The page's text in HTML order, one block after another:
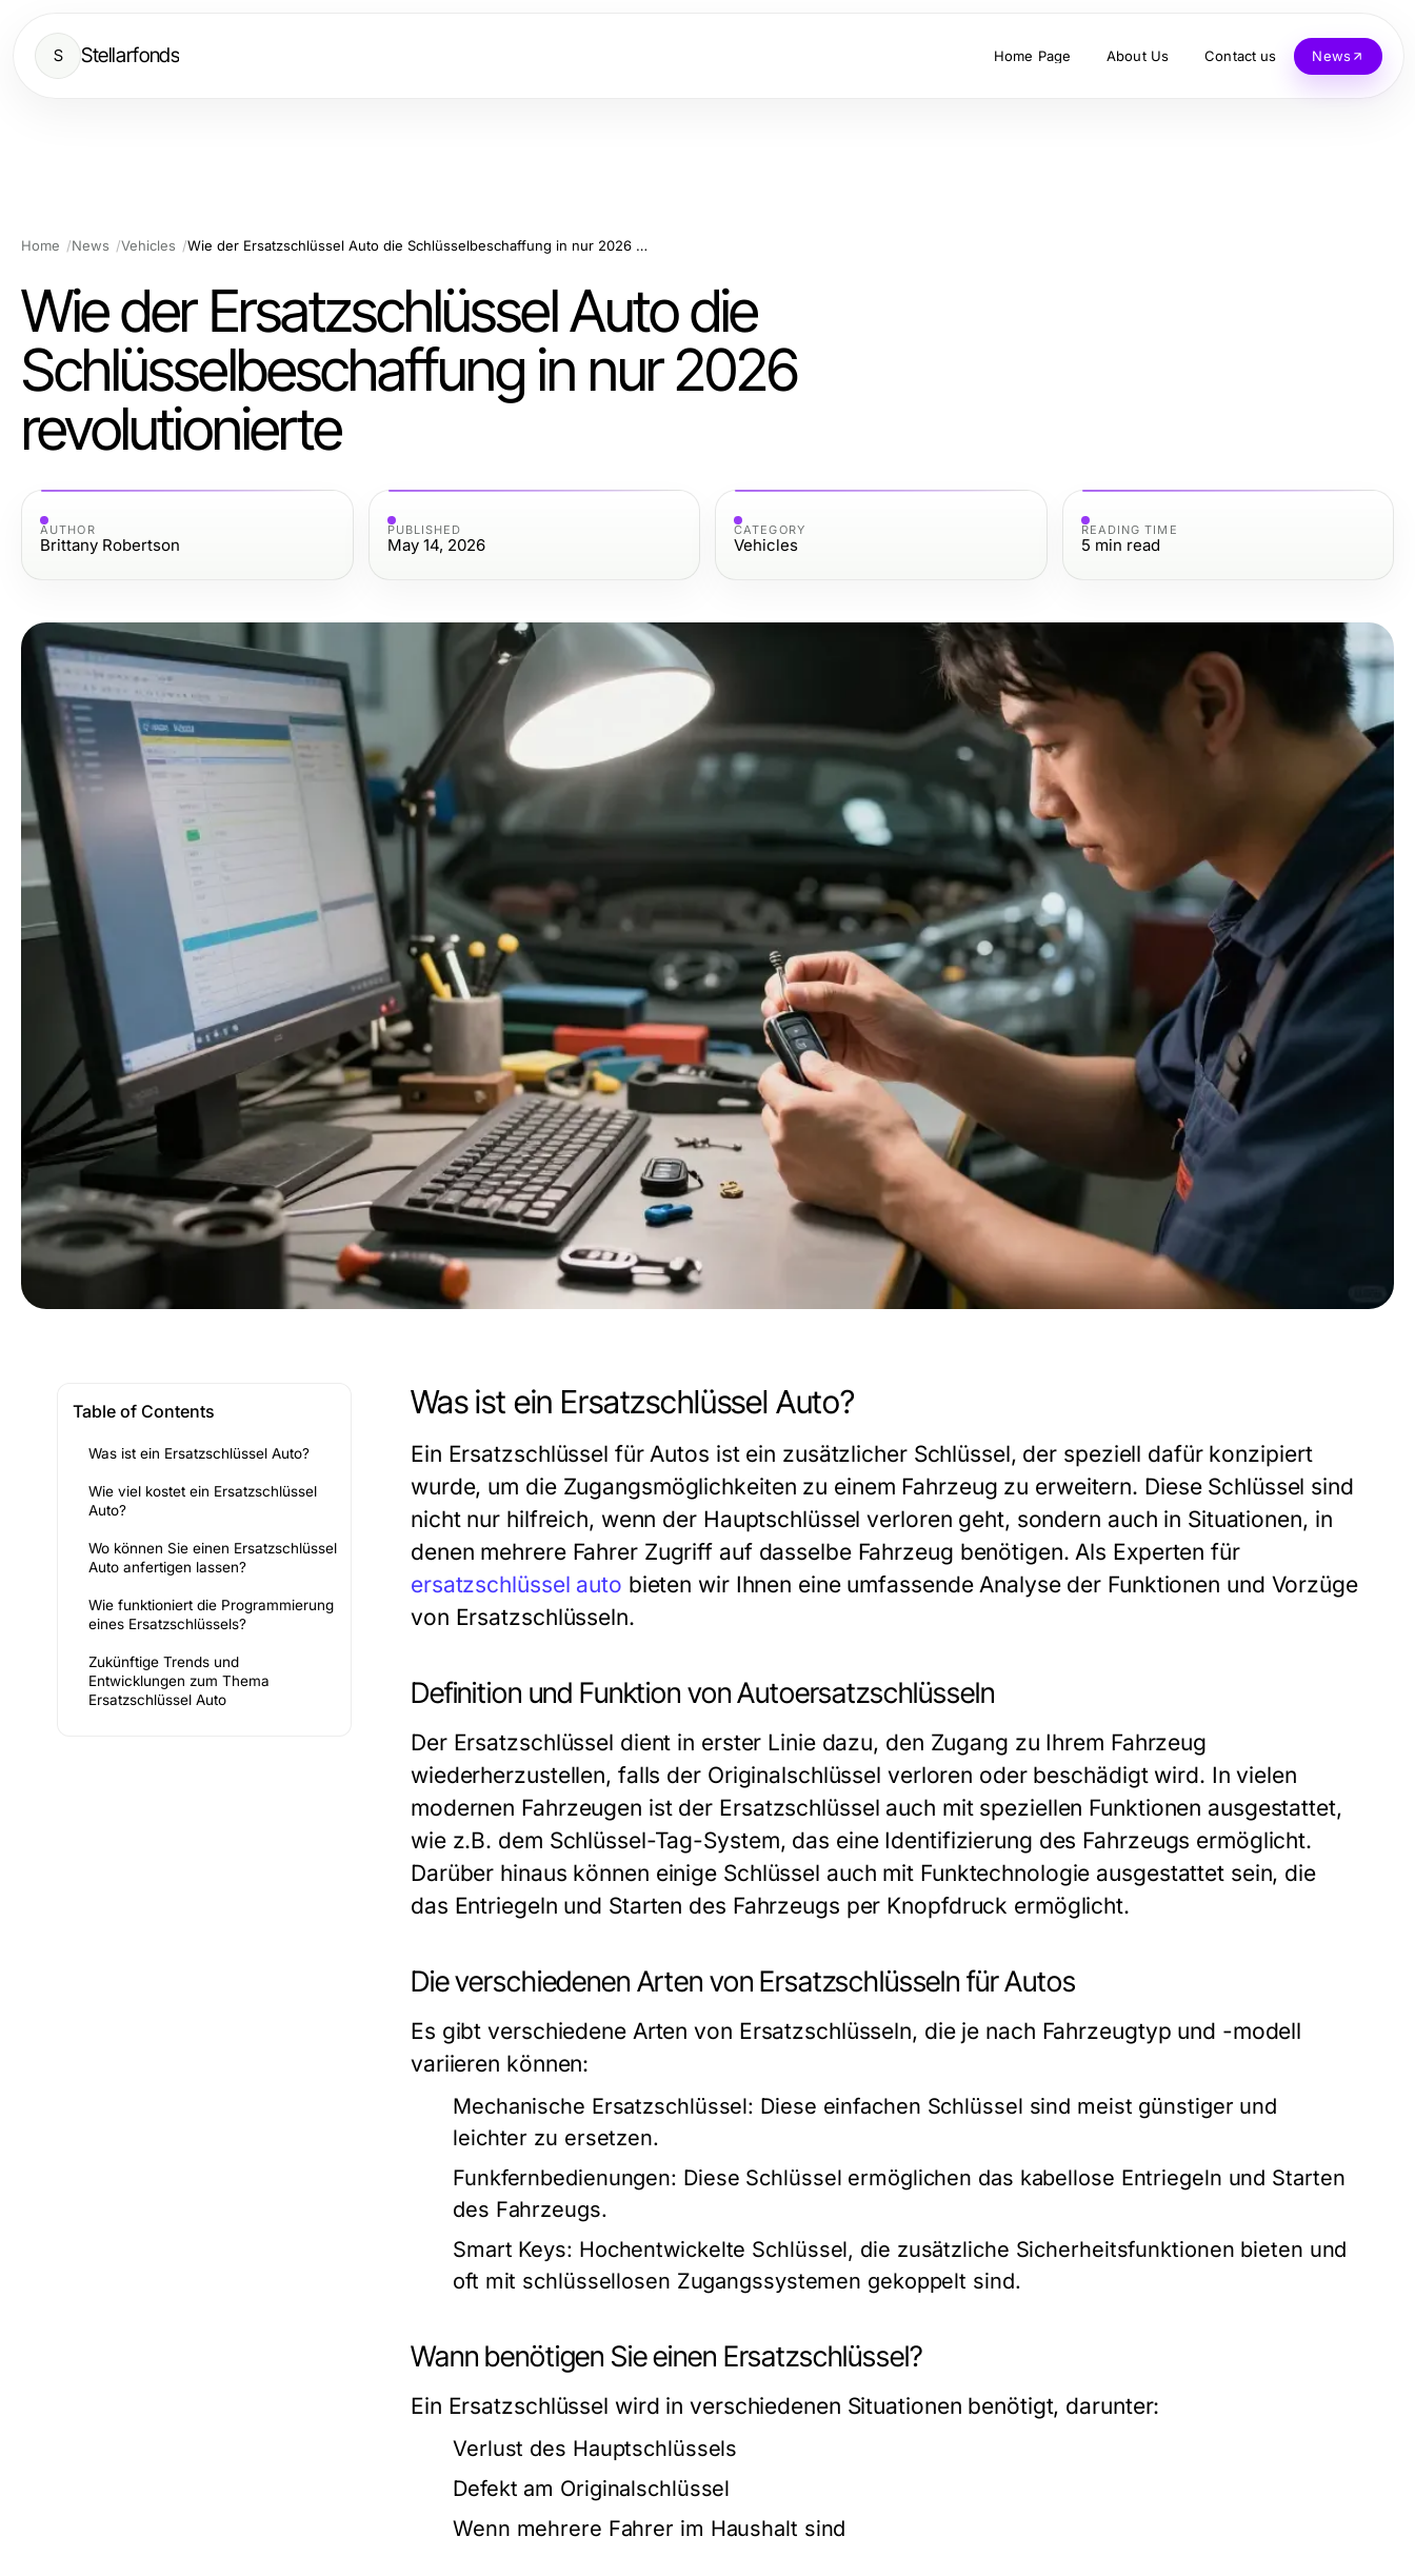
S Stellarfonds Home Page About Us Contact us News
Home News Vehicles Wie der Ersatzschlüssel Auto die Schlüsselbeschaffung in nur 2026 revolutionierte
Wie der Ersatzschlüssel Auto die
Schlüsselbeschaffung in nur 2026
revolutionierte
AUTHOR
Brittany Robertson
PUBLISHED
May 14, 2026
CATEGORY
Vehicles
READING TIME
5 min read
Table of Contents
Was ist ein Ersatzschlüssel Auto?
Wie viel kostet ein Ersatzschlüssel
Auto?
Wo können Sie einen Ersatzschlüssel
Auto anfertigen lassen?
Wie funktioniert die Programmierung
eines Ersatzschlüssels?
Zukünftige Trends und
Entwicklungen zum Thema
Ersatzschlüssel Auto
Was ist ein Ersatzschlüssel Auto?
Ein Ersatzschlüssel für Autos ist ein zusätzlicher Schlüssel, der speziell dafür konzipiert
wurde, um die Zugangsmöglichkeiten zu einem Fahrzeug zu erweitern. Diese Schlüssel sind
nicht nur hilfreich, wenn der Hauptschlüssel verloren geht, sondern auch in Situationen, in
denen mehrere Fahrer Zugriff auf dasselbe Fahrzeug benötigen. Als Experten für
ersatzschlüssel auto bieten wir Ihnen eine umfassende Analyse der Funktionen und Vorzüge
von Ersatzschlüsseln.
Definition und Funktion von Autoersatzschlüsseln
Der Ersatzschlüssel dient in erster Linie dazu, den Zugang zu Ihrem Fahrzeug
wiederherzustellen, falls der Originalschlüssel verloren oder beschädigt wird. In vielen
modernen Fahrzeugen ist der Ersatzschlüssel auch mit speziellen Funktionen ausgestattet,
wie z.B. dem Schlüssel-Tag-System, das eine Identifizierung des Fahrzeugs ermöglicht.
Darüber hinaus können einige Schlüssel auch mit Funktechnologie ausgestattet sein, die
das Entriegeln und Starten des Fahrzeugs per Knopfdruck ermöglicht.
Die verschiedenen Arten von Ersatzschlüsseln für Autos
Es gibt verschiedene Arten von Ersatzschlüsseln, die je nach Fahrzeugtyp und -modell
variieren können:
Mechanische Ersatzschlüssel: Diese einfachen Schlüssel sind meist günstiger und
leichter zu ersetzen.
Funkfernbedienungen: Diese Schlüssel ermöglichen das kabellose Entriegeln und Starten
des Fahrzeugs.
Smart Keys: Hochentwickelte Schlüssel, die zusätzliche Sicherheitsfunktionen bieten und
oft mit schlüssellosen Zugangssystemen gekoppelt sind.
Wann benötigen Sie einen Ersatzschlüssel?
Ein Ersatzschlüssel wird in verschiedenen Situationen benötigt, darunter:
Verlust des Hauptschlüssels
Defekt am Originalschlüssel
Wenn mehrere Fahrer im Haushalt sind